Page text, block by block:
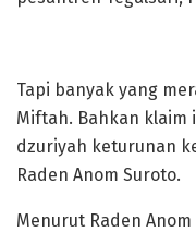
Tapi banyak yang
Miftah. Bahkan
dzuriyah keturunan
Raden Anom Suroto.
Menurut Raden